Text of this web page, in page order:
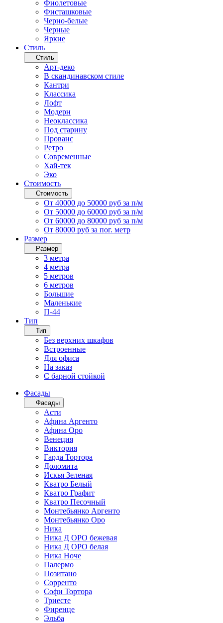
Фиолетовые
Фисташковые
Черно-белые
Черные
Яркие
Стиль
Стиль
Арт-деко
В скандинавском стиле
Кантри
Классика
Лофт
Модерн
Неоклассика
Под старину
Прованс
Ретро
Современные
Хай-тек
Эко
Стоимость
Стоимость
От 40000 до 50000 руб за п/м
От 50000 до 60000 руб за п/м
От 60000 до 80000 руб за п/м
От 80000 руб за пог. метр
Размер
Размер
3 метра
4 метра
5 метров
6 метров
Большие
Маленькие
П-44
Тип
Тип
Без верхних шкафов
Встроенные
Для офиса
На заказ
С барной стойкой
Фасады
Фасады
Асти
Афина Аргенто
Афина Оро
Венеция
Виктория
Гарда Тортора
Доломита
Искья Зеленая
Кватро Белый
Кватро Графит
Кватро Песочный
Монтебьянко Аргенто
Монтебьянко Оро
Ника
Ника Д ОРО бежевая
Ника Д ОРО белая
Ника Ноче
Палермо
Позитано
Сорренто
Софи Тортора
Триесте
Фиренце
Эльба